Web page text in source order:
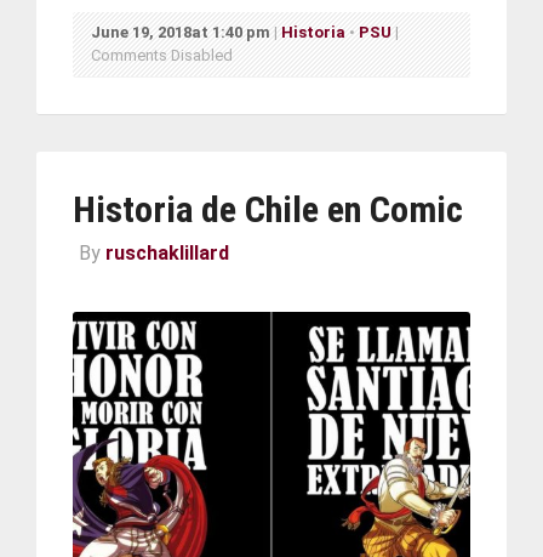
June 19, 2018at 1:40 pm | Historia • PSU |
Comments Disabled
Historia de Chile en Comic
By ruschaklillard